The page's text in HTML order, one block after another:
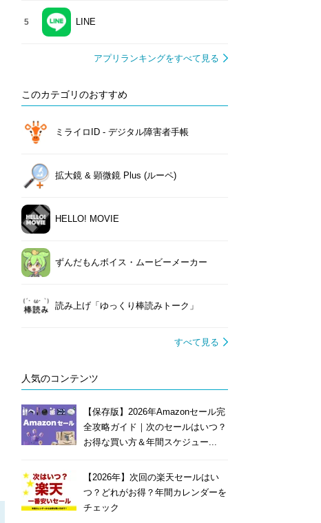
5 LINE
アプリランキングをすべて見る
このカテゴリのおすすめ
ミライロID - デジタル障害者手帳
拡大鏡 & 顕微鏡 Plus (ルーペ)
HELLO! MOVIE
ずんだもんボイス・ムービーメーカー
読み上げ「ゆっくり棒読みトーク」
すべて見る
人気のコンテンツ
【保存版】2026年Amazonセール完
全攻略ガイド｜次のセールはいつ？
お得な買い方＆年間スケジュー...
【2026年】次回の楽天セールはい
つ？どれがお得？年間カレンダーを
チェック